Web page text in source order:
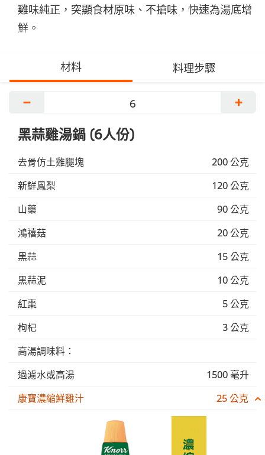
雞味純正，突顯食材原味、不搶味，快速為湯底增
鮮。
材料 料理步驟
− +
黑蒜雞湯鍋 (6人份)
去骨仿土雞腿塊
200 公克
新鮮鳳梨
120 公克
山藥
90 公克
鴻禧菇
20 公克
黑蒜
15 公克
黑蒜泥
10 公克
紅棗
5 公克
枸杞
3 公克
高湯調味料：
過濾水或高湯
1500 毫升
康寶濃縮鮮雞汁
25 公克